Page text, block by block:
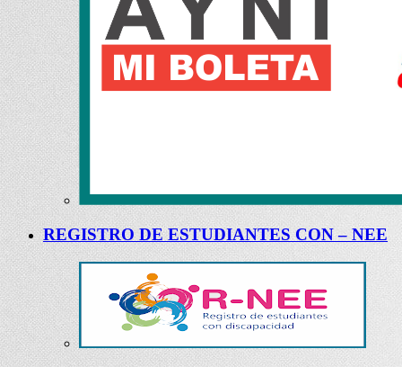
REGISTRO DE ESTUDIANTES CON – NEE